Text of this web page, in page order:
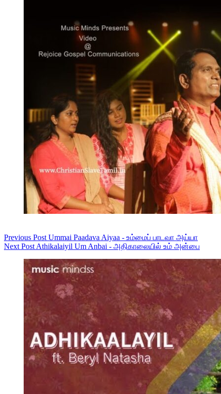
Previous Post Ummai Paadava Aiyaa - உம்மைப் பாடவா அய்யா
Next Post Athikalaiyil Um Anbai - அதிகாலையில் உம் அன்பை